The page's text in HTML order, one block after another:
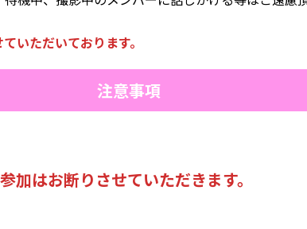
いただいております。
注意事項
加はお断りさせていただきます。